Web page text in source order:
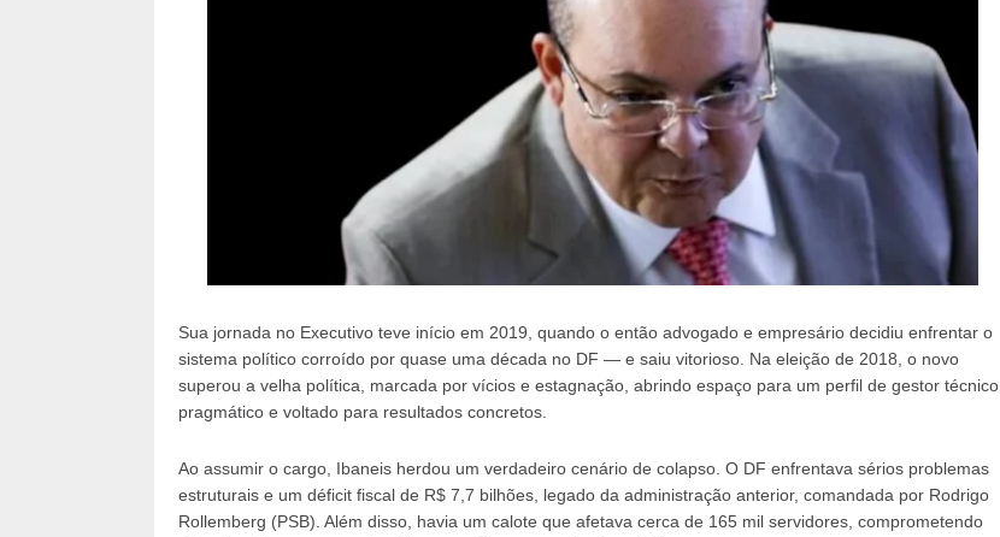
Sua jornada no Executivo teve início em 2019, quando o então advogado e empresário decidiu enfrentar o
sistema político corroído por quase uma década no DF — e saiu vitorioso. Na eleição de 2018, o novo
superou a velha política, marcada por vícios e estagnação, abrindo espaço para um perfil de gestor técnico,
pragmático e voltado para resultados concretos.
Ao assumir o cargo, Ibaneis herdou um verdadeiro cenário de colapso. O DF enfrentava sérios problemas
estruturais e um déficit fiscal de R$ 7,7 bilhões, legado da administração anterior, comandada por Rodrigo
Rollemberg (PSB). Além disso, havia um calote que afetava cerca de 165 mil servidores, comprometendo